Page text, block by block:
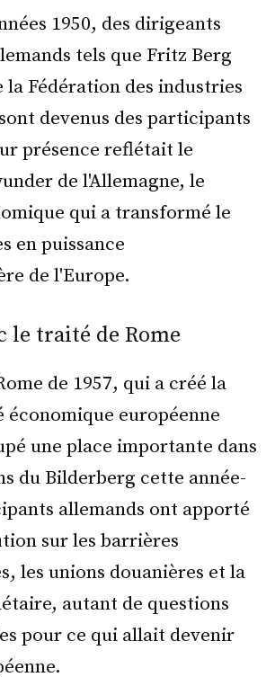
1950, des dirigeants
tels que Fritz Berg
la Fédération des industries
devenus des participants
présence reflétait le
de l'Allemagne, le
qui a transformé le
en puissance
de l'Europe.
le traité de Rome
de 1957, qui a créé la
économique européenne
une place importante dans
du Bilderberg cette année-
allemands ont apporté
sur les barrières
les unions douanières et la
autant de questions
pour ce qui allait devenir